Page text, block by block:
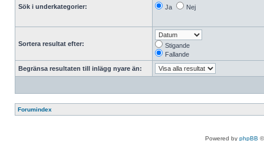
Sök i underkategorier: Ja Nej
Sortera resultat efter:
Stigande
Fallande
Begränsa resultaten till inlägg nyare än:
Forumindex
Powered by phpBB